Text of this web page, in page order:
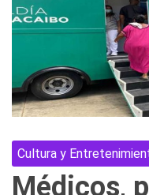
Cultura y
Médicos,